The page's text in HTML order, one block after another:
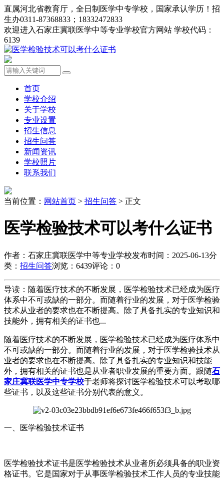
直属河北省教育厅，全日制医学中专学校，国家承认学历！招
生办0311-87368833；18332472833
欢迎进入石家庄冀联医学中等专业学校官方网站 学校代码：
6139
首页
学校介绍
关于学校
专业设置
招生信息
招生问答
新闻资讯
学校照片
联系我们
当前位置： 网站首页 > 招生问答 > 正文
医学检验技术可以考什么证书
作者：石家庄冀联医学中等专业学校发布时间：2025-06-13分
类： 招生问答浏览：6439评论：0
导读：随着医疗技术的不断发展，医学检验技术已经成为医疗
体系中不可或缺的一部分。而随着行业的发展，对于医学检验
技术从业者的要求也在不断提高。除了具备扎实的专业知识和
技能外，拥有相关的证书也...
随着医疗技术的不断发展，医学检验技术已经成为医疗体系中
不可或缺的一部分。而随着行业的发展，对于医学检验技术从
业者的要求也在不断提高。除了具备扎实的专业知识和技能
外，拥有相关的证书也是从业者职业发展的重要方面。跟随石
家庄冀联医学中专学校于老师将探讨医学检验技术可以考取哪
些证书，以及这些证书分别代表的意义。
一、医学检验技术证书
医学检验技术证书是医学检验技术从业者所必须具备的职业资
格证书。它是国家对于从事医学检验技术工作人员的专业技能